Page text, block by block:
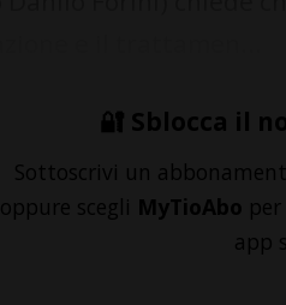
🔐 Sblocca il
Sottoscrivi un
oppure scegli MyTioAbo
app